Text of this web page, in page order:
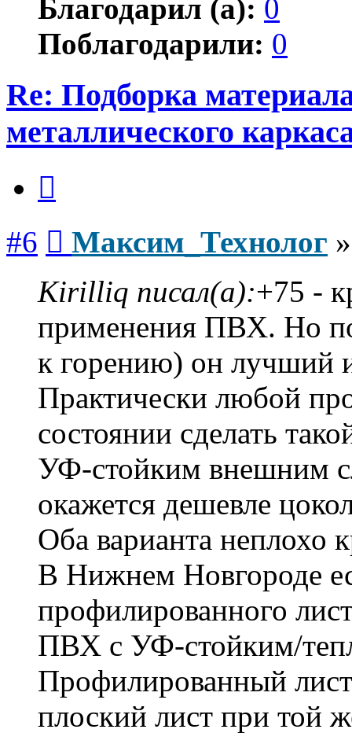
Благодарил (а): 0
Поблагодарили: 0
Re: Подборка
металлического
#6 Максим_Технолог
Kirilliq писал(а):+75 -
применения ПВХ. Но
к горению) он лучший
Практически любой
состоянии сделать
УФ-стойким внешним
окажется дешевле
Оба варианта неплохо
В Нижнем Новгороде
профилированного
ПВХ с УФ-стойким/
Профилированный
плоский лист при той